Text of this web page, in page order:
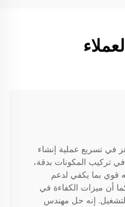
في تسريع عملية إنشاء
تركيب المكونات بدقة،
قوي بما يكفي لدعم
أن ميزات الكفاءة في
إنه حل مهندس